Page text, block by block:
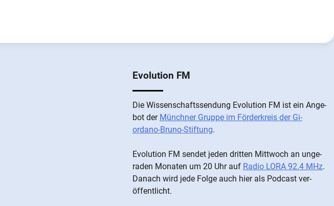
Evolution FM
Die Wis­sen­schafts­send­ung Evolution FM ist ein An­ge­
bot der Münch­ner Grup­pe im För­der­kreis der Gi­
ordano-Bruno-Stiftung.
Evolution FM sen­det je­den drit­ten Mitt­woch an un­ge­
ra­den Mo­nat­en um 20 Uhr auf Radio LORA 92.4 MHz.
Da­nach wird je­de Fol­ge auch hier als Pod­cast ver­
öffentlicht.